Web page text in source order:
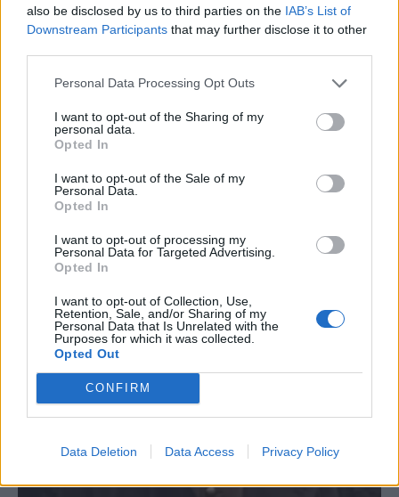
also be disclosed by us to third parties on the IAB’s List of
Downstream Participants that may further disclose it to other
Personal Data Processing Opt Outs
I want to opt-out of the Sharing of my
personal data.
Opted In
I want to opt-out of the Sale of my
Personal Data.
Opted In
I want to opt-out of processing my
Personal Data for Targeted Advertising.
Opted In
I want to opt-out of Collection, Use,
Retention, Sale, and/or Sharing of my
Personal Data that Is Unrelated with the
Purposes for which it was collected.
Opted Out
CONFIRM
Data Deletion Data Access Privacy Policy